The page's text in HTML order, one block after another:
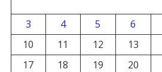
3
4 5 6
10
11 12 13
17
18 19 20